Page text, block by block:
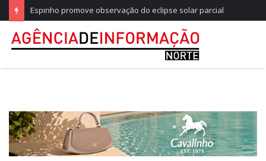
Espinho promove observação do eclipse solar parcial